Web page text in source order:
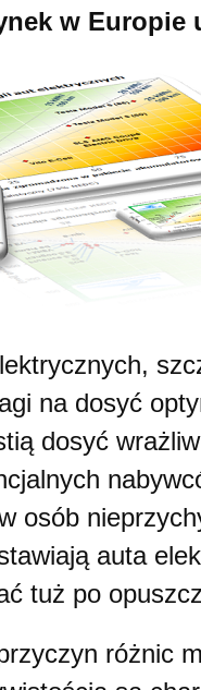
w Europie
na dosyć
dosyć
osób
auta
tuż po
różnic